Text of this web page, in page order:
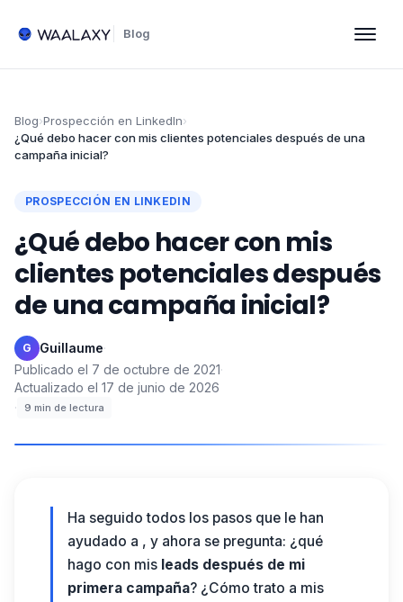
Blog
Blog›Prospección en LinkedIn›
¿Qué debo hacer con mis clientes potenciales después de una
campaña inicial?
PROSPECCIÓN EN LINKEDIN
¿Qué debo hacer con mis
clientes potenciales después
de una campaña inicial?
G Guillaume·
Publicado el 7 de octubre de 2021·
Actualizado el 17 de junio de 2026
·
9 min de lectura
Ha seguido todos los pasos que le han
ayudado a , y ahora se pregunta: ¿qué
hago con mis leads después de mi
primera campaña? ¿Cómo trato a mis